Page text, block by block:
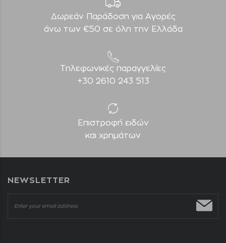
Δωρεάν Παράδοση για Aγορές
άνω των €50 σε όλη την Ελλάδα
Τηλεφωνικές παραγγελίες
+30 2610 243 513
Επιστροφή ειδών
και χρημάτων
NEWSLETTER